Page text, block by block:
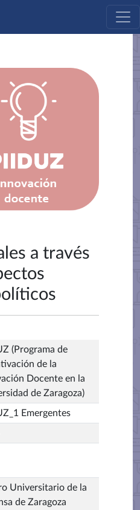
a través
(Programa de
de la
Docente en la
de Zaragoza)
Emergentes
Universitario de la
de Zaragoza